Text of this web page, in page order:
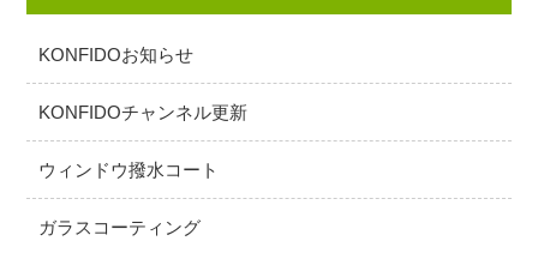
KONFIDOお知らせ
KONFIDOチャンネル更新
ウィンドウ撥水コート
ガラスコーティング